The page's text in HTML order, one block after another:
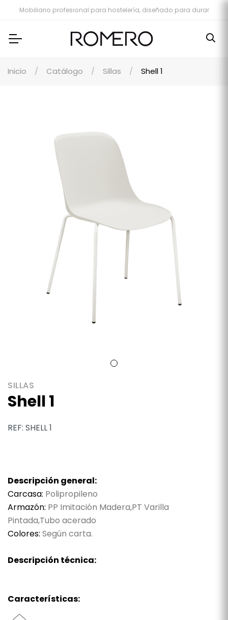
Mobiliario profesional para hostelería, diseñado para durar
Inicio Catálogo Sillas Shell 1
SILLAS
Shell 1
REF: SHELL 1
Descripción general:
Carcasa: Polipropileno
Armazón: PP Imitación Madera,PT Varilla
Pintada,Tubo acerado
Colores: Según carta.
Descripción técnica:
Características: